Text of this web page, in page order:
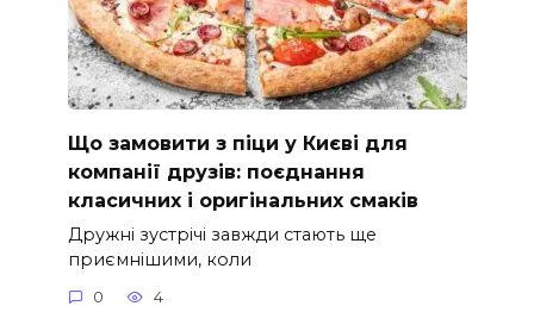
Що замовити з піци у Києві для
компанії друзів: поєднання
класичних і оригінальних смаків
Дружні зустрічі завжди стають ще
приємнішими, коли
0 4